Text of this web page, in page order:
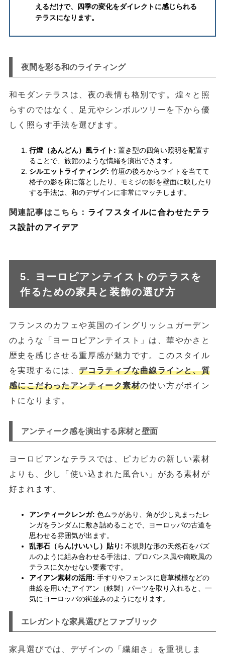
えるだけで、四季の変化をダイレクトに感じられる
テラスになります。
夜間を彩る和のライティング
和モダンテラスは、夜の表情も格別です。煌々と照
らすのではなく、足元やシンボルツリーを下から優
しく照らす手法を選びます。
行燈（あんどん）風ライト: 置き型の四角い照明を配置す
ることで、旅館のような情緒を演出できます。
シルエットライティング: 竹垣の後ろからライトを当てて
格子の影を床に落としたり、モミジの影を壁面に映したり
する手法は、和のデザインに非常にマッチします。
関連記事はこちら： ライフスタイルに合わせたテラ
ス設計のアイデア
5. ヨーロピアンテイストのテラスを
作るための家具と装飾の選び方
フランスのカフェや英国のイングリッシュガーデン
のような「ヨーロピアンテイスト」は、華やかさと
歴史を感じさせる重厚感が魅力です。このスタイル
を実現するには、デコラティブな曲線ラインと、質
感にこだわったアンティーク素材の使い方がポイン
トになります。
アンティーク感を演出する床材と壁面
ヨーロピアンなテラスでは、ピカピカの新しい素材
よりも、少し「使い込まれた風合い」がある素材が
好まれます。
アンティークレンガ: 色ムラがあり、角が少し丸まったレ
ンガをランダムに敷き詰めることで、ヨーロッパの古道を
思わせる雰囲気が出ます。
乱形石（らんけいいし）貼り: 不規則な形の天然石をパズ
ルのように組み合わせる手法は、プロバンス風や南欧風の
テラスに欠かせない要素です。
アイアン素材の活用: 手すりやフェンスに唐草模様などの
曲線を用いたアイアン（鉄製）パーツを取り入れると、一
気にヨーロッパの街並みのようになります。
エレガントな家具選びとファブリック
家具選びでは、デザインの「繊細さ」を重視しま